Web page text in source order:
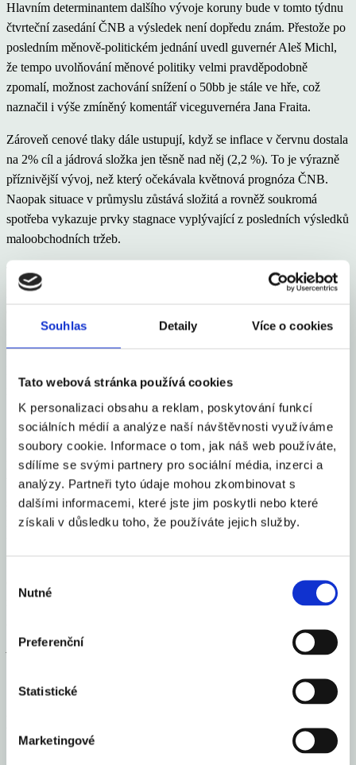
Souhlas Detaily Více o cookies
Tato webová stránka používá cookies
K personalizaci obsahu a reklam, poskytování funkcí
sociálních médií a analýze naší návštěvnosti využíváme
soubory cookie. Informace o tom, jak náš web používáte,
sdílíme se svými partnery pro sociální média, inzerci a
analýzy. Partneři tyto údaje mohou zkombinovat s
dalšími informacemi, které jste jim poskytli nebo které
získali v důsledku toho, že používáte jejich služby.
souhlasu
Nutné
Preferenční
Statistické
Marketingové
Hlavním determinantem dalšího vývoje koruny bude v tomto týdnu
čtvrteční zasedání ČNB a výsledek není dopředu znám. Přestože po
posledním měnově-politickém jednání uvedl guvernér Aleš Michl,
že tempo uvolňování měnové politiky velmi pravděpodobně
zpomalí, možnost zachování snížení o 50bb je stále ve hře, což
naznačil i výše zmíněný komentář viceguvernéra Jana Fraita.
Zároveň cenové tlaky dále ustupují, když se inflace v červnu dostala
na 2% cíl a jádrová složka jen těsně nad něj (2,2 %). To je výrazně
příznivější vývoj, než který očekávala květnová prognóza ČNB.
Naopak situace v průmyslu zůstává složitá a rovněž soukromá
spotřeba vykazuje prvky stagnace vyplývající z posledních výsledků
maloobchodních tržeb.
To pravděpodobně bude reflektovat i nejnovější makroekonomická
prognóza, která bude poukazovat na pomalejší oživení tuzemské
nicméně podobně jako další analytici domníváme, že bankovní rada
i z důvodu slabší koruny přistoupí ke snížení sazeb pouze o 25bb.
mírné posílení koruny, jelikož trh nevylučuje ani možnost snížení o
50bb.
Výrazným pozitivním impulzem pro korunu by bylo případné úplné
přerušení cyklu uvolňování měnové politiky, naopak snížení o 50bb
by dostalo korunu pod zřejmý tlak. Zásadní události nás čekají i ve
světě, především středeční zasedání Fedu, který sazby nejspíše
nezmění, ale může naznačit svou další cestu měnové politiky. V
čtvrtletí a v eurozóně také výsledky červencové inflace. To vše
může mít zásadní dopad na naši měnu.
Autorem textu je Martin Kron, analytik Raiffeisenbank